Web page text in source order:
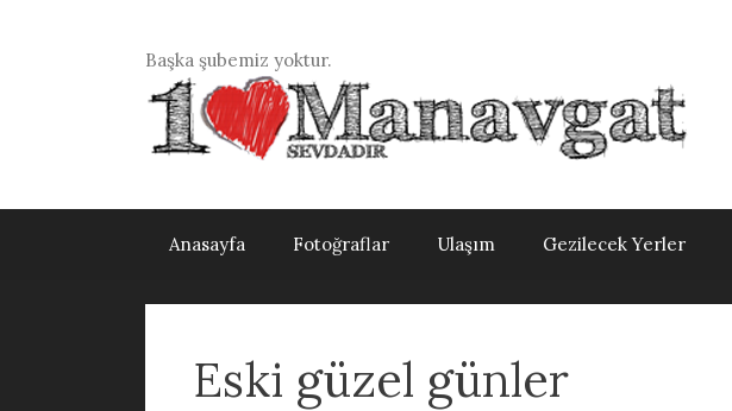
Başka şubemiz yoktur.
Anasayfa Fotoğraflar Ulaşım Gezilecek Yerler
Eski güzel günler